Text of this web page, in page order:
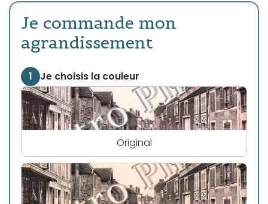
Je commande mon
agrandissement
1 Je choisis la couleur
Original